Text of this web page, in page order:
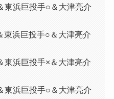
東浜巨投手○＆大津亮介
東浜巨投手○＆大津亮介
東浜巨投手×＆大津亮介
東浜巨投手○＆大津亮介